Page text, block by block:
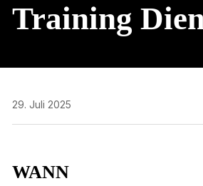
Training
29. Juli 2025
WANN